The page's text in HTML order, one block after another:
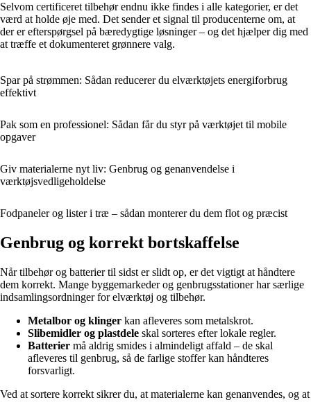
Selvom certificeret tilbehør endnu ikke findes i alle kategorier, er det
værd at holde øje med. Det sender et signal til producenterne om, at
der er efterspørgsel på bæredygtige løsninger – og det hjælper dig med
at træffe et dokumenteret grønnere valg.
Spar på strømmen: Sådan reducerer du elværktøjets energiforbrug
effektivt
Pak som en professionel: Sådan får du styr på værktøjet til mobile
opgaver
Giv materialerne nyt liv: Genbrug og genanvendelse i
værktøjsvedligeholdelse
Fodpaneler og lister i træ – sådan monterer du dem flot og præcist
Genbrug og korrekt bortskaffelse
Når tilbehør og batterier til sidst er slidt op, er det vigtigt at håndtere
dem korrekt. Mange byggemarkeder og genbrugsstationer har særlige
indsamlingsordninger for elværktøj og tilbehør.
Metalbor og klinger kan afleveres som metalskrot.
Slibemidler og plastdele skal sorteres efter lokale regler.
Batterier må aldrig smides i almindeligt affald – de skal
afleveres til genbrug, så de farlige stoffer kan håndteres
forsvarligt.
Ved at sortere korrekt sikrer du, at materialerne kan genanvendes, og at